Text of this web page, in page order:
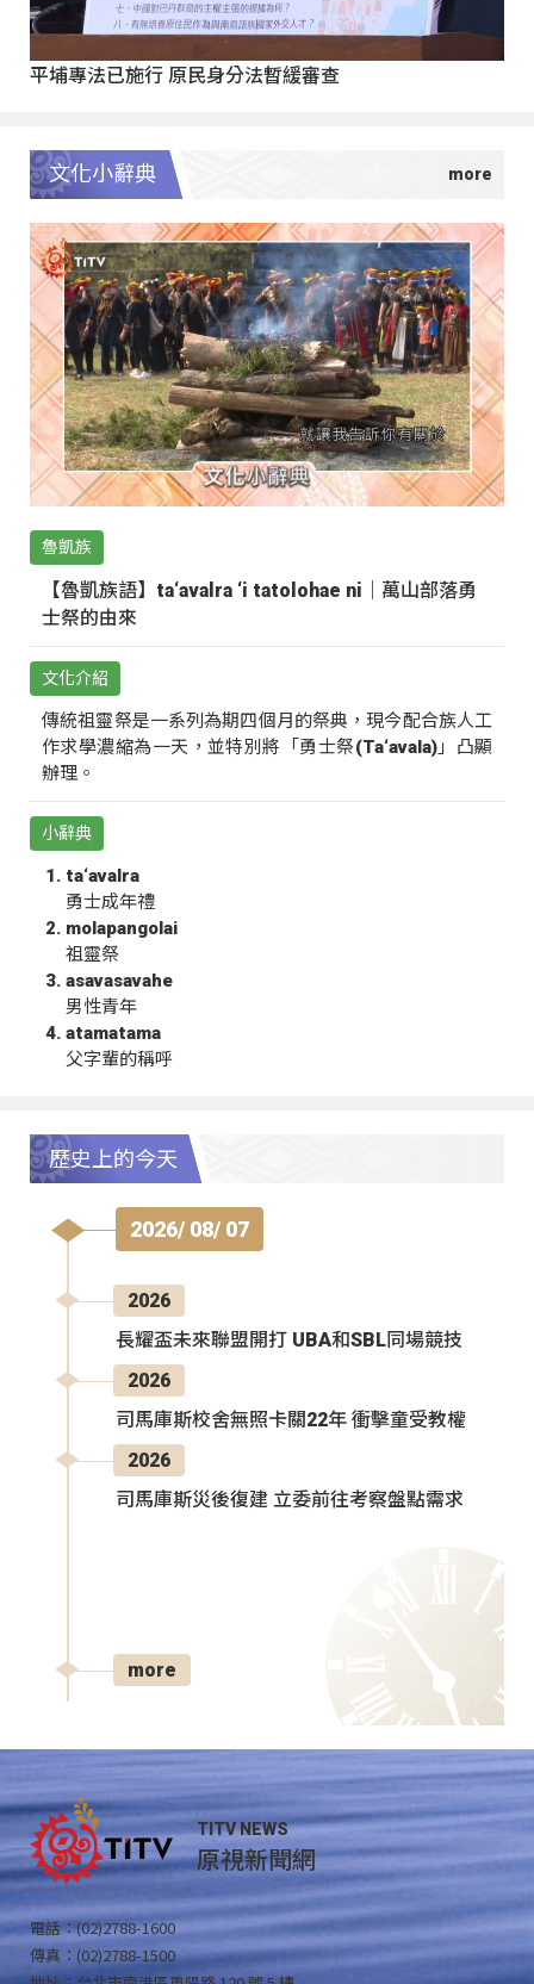
平埔專法已施行 原民身分法暫緩審查
文化小辭典
魯凱族
【魯凱族語】ta‘avalra ‘i tatolohae ni｜萬山部落勇
士祭的由來
文化介紹
傳統祖靈祭是一系列為期四個月的祭典，現今配合族人工
作求學濃縮為一天，並特別將「勇士祭(Ta‘avala)」凸顯
辦理。
小辭典
ta‘avalra
勇士成年禮
molapangolai
祖靈祭
asavasavahe
男性青年
atamatama
父字輩的稱呼
歷史上的今天
2026/ 08/ 07
2026
長耀盃未來聯盟開打 UBA和SBL同場競技
2026
司馬庫斯校舍無照卡關22年 衝擊童受教權
2026
司馬庫斯災後復建 立委前往考察盤點需求
more
TITV NEWS
原視新聞網
電話：(02)2788-1600
傳真：(02)2788-1500